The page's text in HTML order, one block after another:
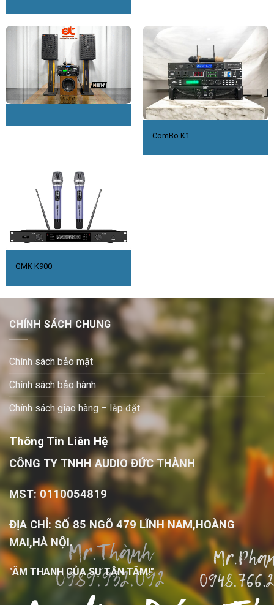
ComBo K1
GMK K900
CHÍNH SÁCH CHUNG
Chính sách bảo mật
Chính sách bảo hành
Chính sách giao hàng – lắp đặt
Thông Tin Liên Hệ
CÔNG TY TNHH AUDIO ĐỨC THÀNH
MST: 0110054819
ĐỊA CHỈ: SỐ 85 NGÕ 479 LĨNH NAM,HOÀNG
MAI,HÀ NỘI.
"ÂM THANH CỦA SỰ TẬN TÂM!"